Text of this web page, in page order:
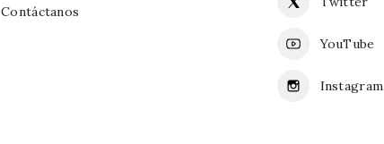
Contáctanos
YouTube
Instagram